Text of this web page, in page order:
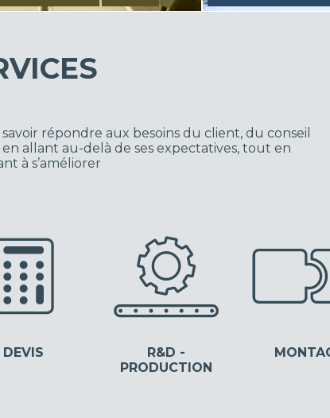
répondre aux besoins du client, du conseil
allant au-delà de ses expectatives, tout en
à s’améliorer
DEVIS
R&D -
PRODUCTION